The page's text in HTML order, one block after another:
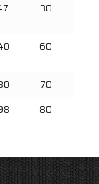
30
60
70
80